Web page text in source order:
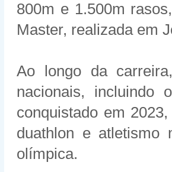
800m e 1.500m
Master, realizada em
Ao longo da
nacionais, incluindo
conquistado em
duathlon e atletismo
olímpica.